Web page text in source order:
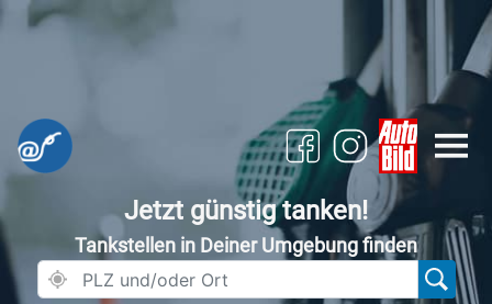
Jetzt günstig tanken!
Tankstellen in Deiner Umgebung finden